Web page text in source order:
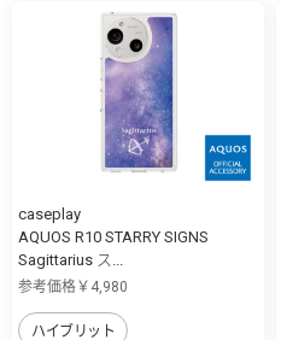
caseplay
AQUOS R10 STARRY SIGNS
Sagittarius ス...
参考価格￥4,980
ハイブリット